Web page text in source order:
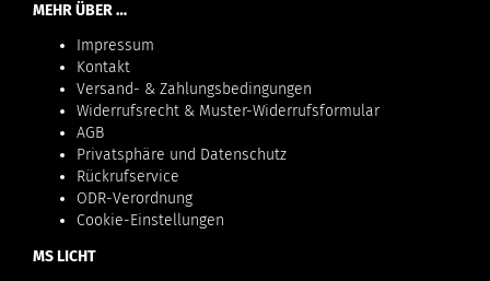
MEHR ÜBER …
Impressum
Kontakt
Versand- & Zahlungsbedingungen
Widerrufsrecht & Muster-Widerrufsformular
AGB
Privatsphäre und Datenschutz
Rückrufservice
ODR-Verordnung
Cookie-Einstellungen
MS LICHT